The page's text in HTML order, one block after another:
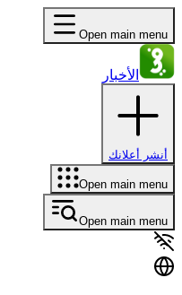
Open main menu
الأخبار
أنشر أعلانك
Open main menu
Open main menu